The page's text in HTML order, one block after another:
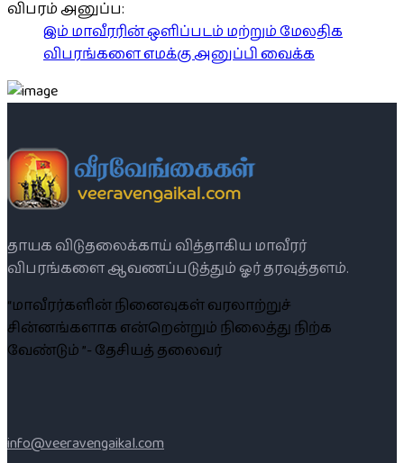
விபரம் அனுப்ப:
இம் மாவீரரின் ஒளிப்படம் மற்றும் மேலதிக
விபரங்களை எமக்கு அனுப்பி வைக்க
தாயக விடுதலைக்காய் வித்தாகிய மாவீரர்
விபரங்களை ஆவணப்படுத்தும் ஓர் தரவுத்தளம்.
“மாவீரர்களின் நினைவுகள் வரலாற்றுச்
சின்னங்களாக என்றென்றும் நிலைத்து நிற்க
வேண்டும் ”- தேசியத் தலைவர்
info@veeravengaikal.com